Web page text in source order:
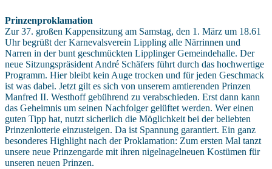
Prinzenproklamation
Zur 37. großen Kappensitzung am Samstag, den 1. März um 18.61
Uhr begrüßt der Karnevalsverein Lippling alle Närrinnen und
Narren in der bunt geschmückten Lipplinger Gemeindehalle. Der
neue Sitzungspräsident André Schäfers führt durch das hochwertige
Programm. Hier bleibt kein Auge trocken und für jeden Geschmack
ist was dabei. Jetzt gilt es sich von unserem amtierenden Prinzen
Manfred II. Westhoff gebührend zu verabschieden. Erst dann kann
das Geheimnis um seinen Nachfolger gelüftet werden. Wer einen
guten Tipp hat, nutzt sicherlich die Möglichkeit bei der beliebten
Prinzenlotterie einzusteigen. Da ist Spannung garantiert. Ein ganz
besonderes Highlight nach der Proklamation: Zum ersten Mal tanzt
unsere neue Prinzengarde mit ihren nigelnagelneuen Kostümen für
unseren neuen Prinzen.